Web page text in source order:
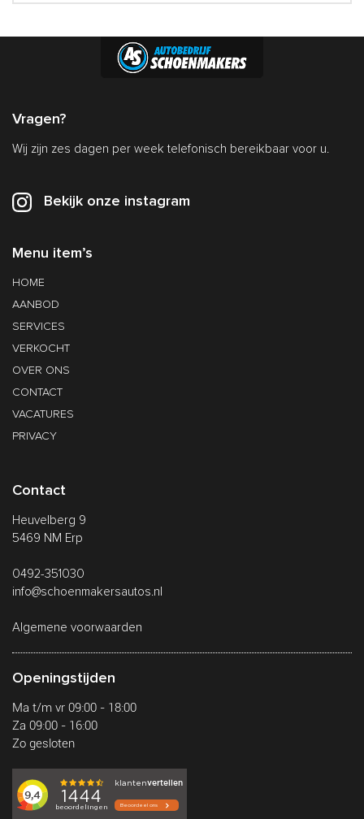
Vragen?
Wij zijn zes dagen per week telefonisch bereikbaar voor u.
Bekijk onze instagram
Menu item’s
HOME
AANBOD
SERVICES
VERKOCHT
OVER ONS
CONTACT
VACATURES
PRIVACY
Contact
Heuvelberg 9
5469 NM Erp
0492-351030
info@schoenmakersautos.nl
Algemene voorwaarden
Openingstijden
Ma t/m vr 09:00 - 18:00
Za 09:00 - 16:00
Zo gesloten